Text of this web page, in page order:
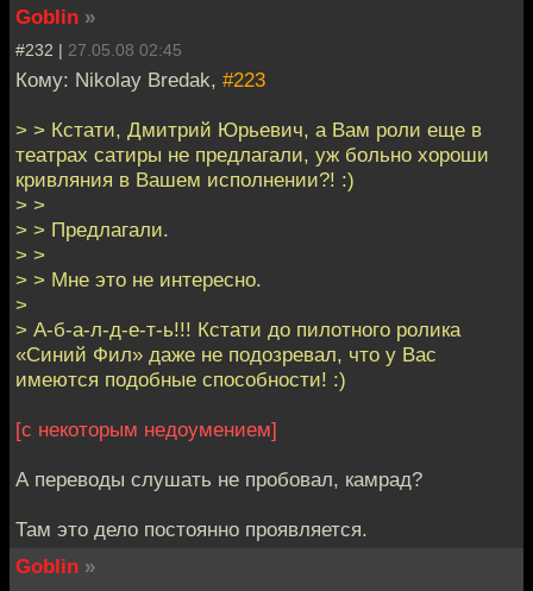
Goblin »
#232 | 27.05.08 02:45
Кому: Nikolay Bredak, #223
> > Кстати, Дмитрий Юрьевич, а Вам роли еще в
театрах сатиры не предлагали, уж больно хороши
кривляния в Вашем исполнении?! :)
> >
> > Предлагали.
> >
> > Мне это не интересно.
>
> А-б-а-л-д-е-т-ь!!! Кстати до пилотного ролика
«Синий Фил» даже не подозревал, что у Вас
имеются подобные способности! :)
[с некоторым недоумением]
А переводы слушать не пробовал, камрад?
Там это дело постоянно проявляется.
Goblin »